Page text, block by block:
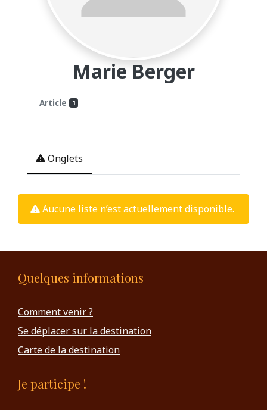
Marie Berger
Article 1
Onglets
Aucune liste n’est actuellement disponible.
Quelques informations
Comment venir ?
Se déplacer sur la destination
Carte de la destination
Je participe !